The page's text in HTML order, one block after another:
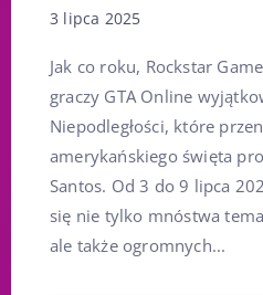
3 lipca 2025
Jak co roku, Rockstar
graczy GTA Online
Niepodległości, które
amerykańskiego święta
Santos. Od 3 do 9 lipca
się nie tylko mnóstwa
ale także ogromnych...